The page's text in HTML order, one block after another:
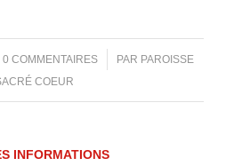
0 COMMENTAIRES
/ PAR PAROISSE
COEUR
INFORMATIONS